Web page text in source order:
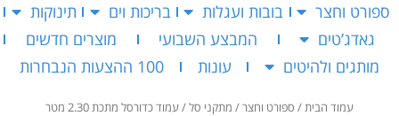
ספורט וחצר
בובות ועגלות בריכות וים
תינוקות
גאדג’טים
המבצע השבועי
מוצרים חדשים
מותגים ולהיטים
עונות 100 ההצעות הנבחרות
עמוד הבית/ ספורט וחצר/ מתקני סל/ עמוד כדורסל מתכת 2.30 מטר